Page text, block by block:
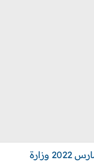
بلاغ خلاصات اجتماع 09 مارس 2022 وزارة